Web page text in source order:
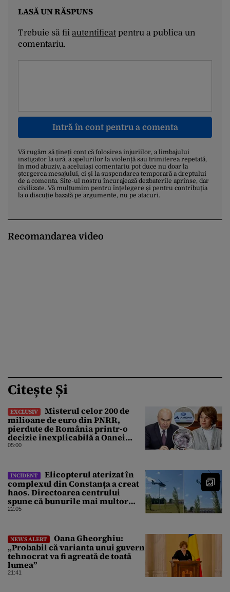
LASĂ UN RĂSPUNS
Trebuie să fii autentificatpentru a publica un
comentariu.
Intră în cont pentru a comenta
Vă rugăm să țineți cont că folosirea injuriilor, a limbajului
instigator la ură, a apelurilor la violență sau trimiterea repetată,
în mod abuziv, a aceluiași comentariu pot duce nu doar la
ștergerea mesajului, ci și la suspendarea temporară a dreptului
de a comenta. Site-ul nostru încurajează dezbaterile aprinse, dar
civilizate. Vă mulțumim pentru înțelegere și pentru contribuția
la o discuție bazată pe argumente, nu pe atacuri.
Recomandarea video
Citește Și
EXCLUSIV
Misterul celor 200 de
milioane de euro din PNRR,
pierdute de România printr-o
decizie inexplicabilă a Oanei
Gheorghiu. Ultima hotărâre de
05:00
INCIDENT
Elicopterul aterizat în
complexul din Constanța a creat
haos. Directoarea centrului
spune că bunurile mai multor
clienți ar fi dispărut
22:05
NEWS ALERT
Oana Gheorghiu:
„Probabil că varianta unui guvern
tehnocrat va fi agreată de toată
lumea”
21:41